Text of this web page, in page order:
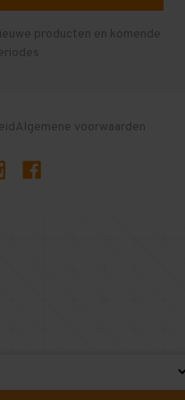
producten en komende
Algemene voorwaarden